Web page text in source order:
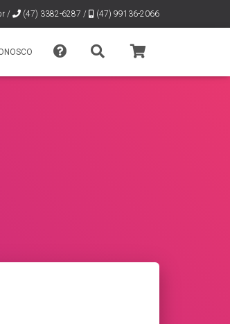
/ (47) 3382-6287 / (47) 99136-2066